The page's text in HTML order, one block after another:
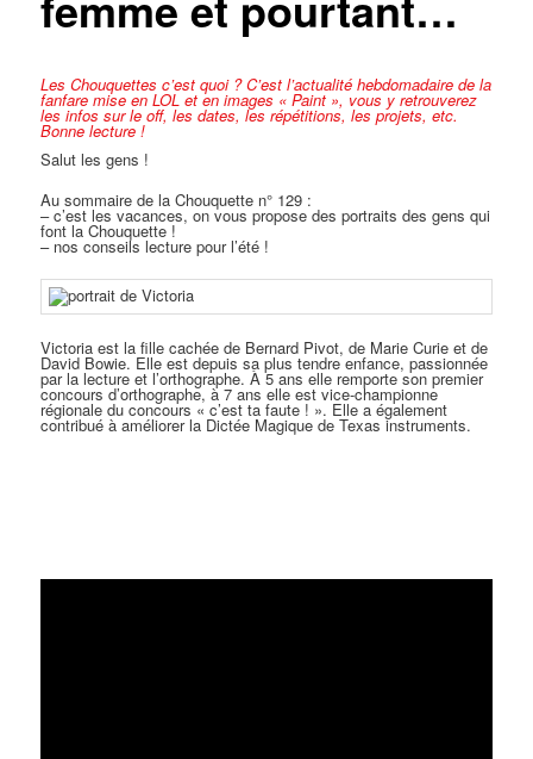
Les Chouquettes c’est quoi ? C’est l’actualité hebdomadaire de la
fanfare mise en LOL et en images « Paint », vous y retrouverez
les infos sur le off, les dates, les répétitions, les projets, etc.
Bonne lecture !
Salut les gens !
Au sommaire de la Chouquette n° 129 :
– c’est les vacances, on vous propose des portraits des gens qui
font la Chouquette !
– nos conseils lecture pour l’été !
Victoria est la fille cachée de Bernard Pivot, de Marie Curie et de
David Bowie. Elle est depuis sa plus tendre enfance, passionnée
par la lecture et l’orthographe. À 5 ans elle remporte son premier
concours d’orthographe, à 7 ans elle est vice-championne
régionale du concours « c’est ta faute ! ». Elle a également
contribué à améliorer la Dictée Magique de Texas instruments.